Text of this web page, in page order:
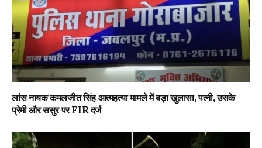
लांस नायक कमलजीत सिंह आत्महत्या मामले में बड़ा खुलासा, पत्नी, उसके
प्रेमी और ससुर पर FIR दर्ज